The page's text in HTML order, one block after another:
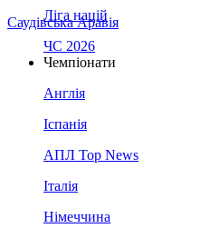
Саудівська Аравія
Ліга націй
ЧС 2026
Чемпіонати
Англія
Іспанія
АПЛ Top News
Італія
Німеччина